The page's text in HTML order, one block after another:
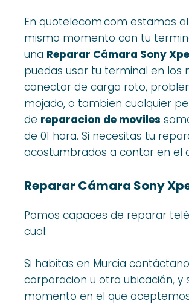
En quotelecom.com estamos
mismo momento con tu
una Reparar Cámara Sony
puedas usar tu terminal en
conector de carga roto,
mojado, o tambien cualquier
de reparacion de moviles
de 01 hora. Si necesitas tu
acostumbrados a contar en el
Reparar Cámara Sony
Pomos capaces de reparar
cual:
Si habitas en Murcia
corporacion u otro ubicación,
momento en el que